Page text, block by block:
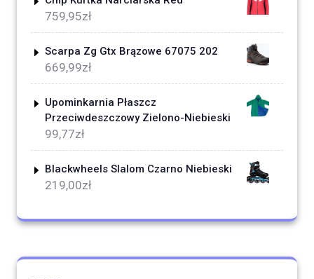
759,95zł
Scarpa Zg Gtx Brązowe 67075 202
669,99zł
Upominkarnia Płaszcz
Przeciwdeszczowy Zielono-Niebieski
99,77zł
Blackwheels Slalom Czarno Niebieski
219,00zł